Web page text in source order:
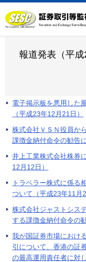
文
へ
報道発表（平
電子掲示板を悪用した
（平成23年12月21日）
株式会社ＶＳＮ役員か
課徴金納付命令の勧告
井上工業株式会社株券
12月12日）
トラベラー株式に係る
ついて（平成23年11月2
株式会社ジャストシス
する課徴金納付命令の
我が国証券市場におけ
引について、香港の証
の最高運用責任者に対